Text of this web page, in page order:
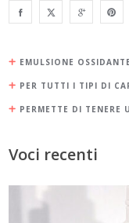
EMULSIONE OSSIDANTE
PER TUTTI I TIPI DI
PERMETTE DI TENERE
Voci recenti